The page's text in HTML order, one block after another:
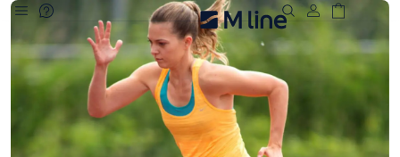
Deze site
gebruikt
cookies